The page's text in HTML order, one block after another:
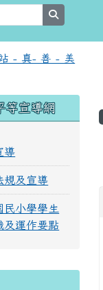
等宣導網
導
規及宣導
民小學學生
及運作要點